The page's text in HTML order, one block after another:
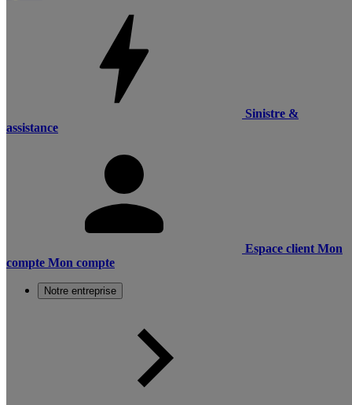
Sinistre &
assistance
Espace client Mon
compte Mon compte
Notre entreprise